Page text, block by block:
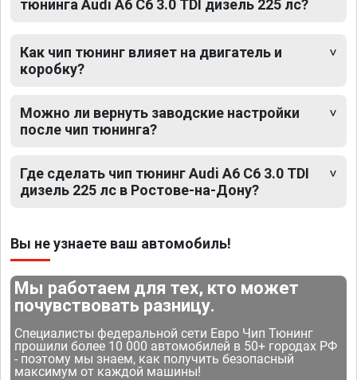
тюнинга Audi A6 C6 3.0 TDI дизель 225 лс?
Как чип тюнинг влияет на двигатель и
коробку?
Можно ли вернуть заводские настройки
после чип тюнинга?
Где сделать чип тюнинг Audi A6 C6 3.0 TDI
дизель 225 лс в Ростове-на-Дону?
Вы не узнаете ваш автомобиль!
Мы работаем для тех, кто может
почувствовать разницу.
Специалисты федеральной сети Евро Чип Тюнинг
прошили более 10 000 автомобилей в 50+ городах РФ
- поэтому мы знаем, как получить безопасный
максимум от каждой машины!